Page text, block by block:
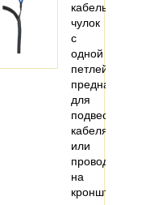
кабельный
чулок
с
одной
петлей
предназначен
для
подвеса
кабеля
или
провода
на
кронштейны